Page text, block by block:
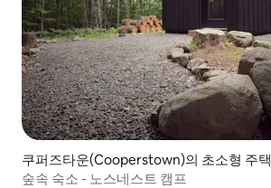
쿠퍼즈타운(Cooperstown)의 초소형 주택
숲속 숙소 - 노스네스트 캠프